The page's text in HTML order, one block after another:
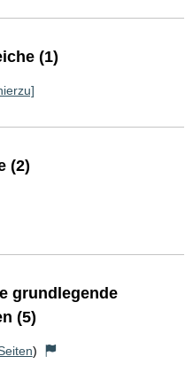
(1)
(2)
grundlegende
(5)
)